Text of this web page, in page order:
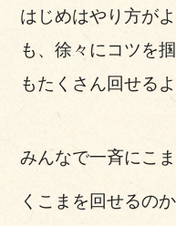
はじめはやり方が
も、徐々にコツを
もたくさん回せる
みんなで一斉にこ
くこまを回せるの